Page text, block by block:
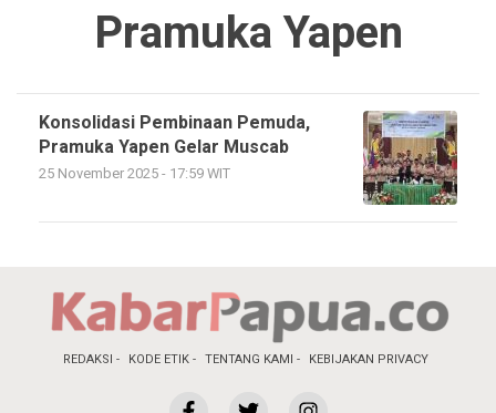
Pramuka Yapen
Konsolidasi Pembinaan Pemuda,
Pramuka Yapen Gelar Muscab
25 November 2025 - 17:59 WIT
REDAKSI KODE ETIK TENTANG KAMI KEBIJAKAN PRIVACY